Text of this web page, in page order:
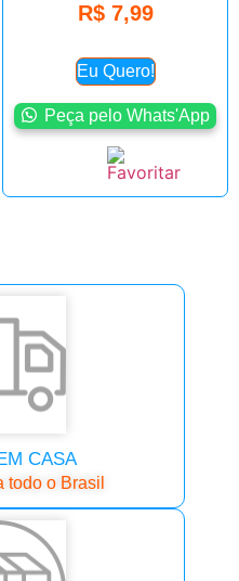
R$7,99
Eu Quero!
Peça pelo Whats'App
CASA
todo o Brasil